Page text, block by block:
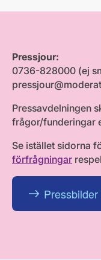
Pressjour:
0736-828000 (ej
Pressavdelningen
frågor/funderingar
Se istället sidorna
förfrågningar
Pressbilder